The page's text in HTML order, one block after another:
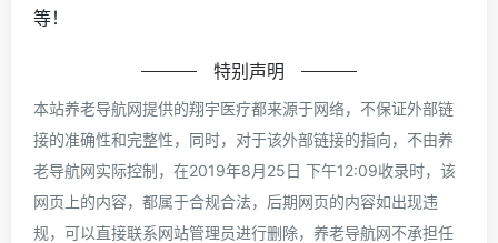
等！
特别声明
本站养老导航网提供的翔宇医疗都来源于网络，不保证外部链
接的准确性和完整性，同时，对于该外部链接的指向，不由养
老导航网实际控制，在2019年8月25日 下午12:09收录时，该
网页上的内容，都属于合规合法，后期网页的内容如出现违
规，可以直接联系网站管理员进行删除，养老导航网不承担任